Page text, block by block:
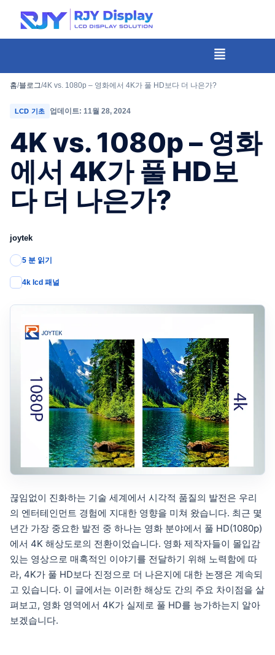
메
뉴
홈/블로그/4K vs. 1080p – 영화에서 4K가 풀 HD보다 더 나은가?
LCD 기초 업데이트: 11월 28, 2024
4K vs. 1080p – 영화
에서 4K가 풀 HD보
다 더 나은가?
joytek
5 분 읽기
4k lcd 패널
끊임없이 진화하는 기술 세계에서 시각적 품질의 발전은 우리
의 엔터테인먼트 경험에 지대한 영향을 미쳐 왔습니다. 최근 몇
년간 가장 중요한 발전 중 하나는 영화 분야에서 풀 HD(1080p)
에서 4K 해상도로의 전환이었습니다. 영화 제작자들이 몰입감
있는 영상으로 매혹적인 이야기를 전달하기 위해 노력함에 따
라, 4K가 풀 HD보다 진정으로 더 나은지에 대한 논쟁은 계속되
고 있습니다. 이 글에서는 이러한 해상도 간의 주요 차이점을 살
펴보고, 영화 영역에서 4K가 실제로 풀 HD를 능가하는지 알아
보겠습니다.